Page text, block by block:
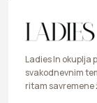
Ladies In okuplja
svakodnevnim
ritam savremene